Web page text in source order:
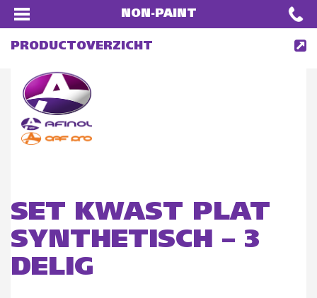
NON-PAINT
PRODUCTOVERZICHT
SET KWAST PLAT
SYNTHETISCH – 3
DELIG